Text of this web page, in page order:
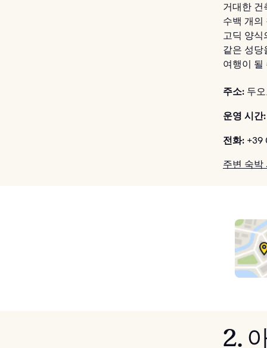
거대한 건
수백 개의
고딕 양식
같은 성당
여행이 될
주소: 두
운영 시간:
전화: +39
주변 숙박
2.